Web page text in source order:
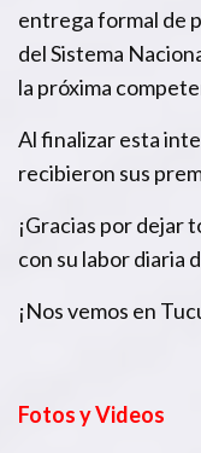
entrega formal de
del Sistema
la próxima
Al finalizar esta
recibieron sus
¡Gracias por dejar
con su labor diaria
¡Nos vemos en
Fotos y Videos